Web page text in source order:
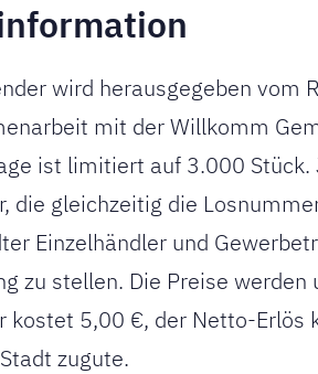
wird herausgegeben vom
mit der Willkomm
ist limitiert auf 3.000
die gleichzeitig die
Einzelhändler und
zu stellen. Die Preise
kostet 5,00 €, der Netto-
zugute.